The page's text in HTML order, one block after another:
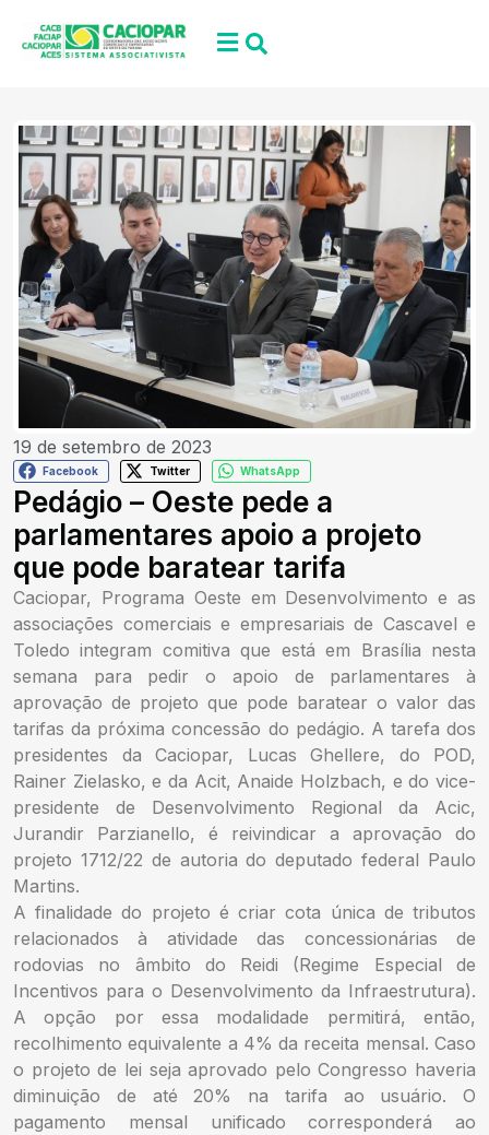
19 de setembro de 2023
Facebook Twitter WhatsApp
Pedágio – Oeste pede a
parlamentares apoio a projeto
que pode baratear tarifa
Caciopar, Programa Oeste em Desenvolvimento e as
associações comerciais e empresariais de Cascavel e
Toledo integram comitiva que está em Brasília nesta
semana para pedir o apoio de parlamentares à
aprovação de projeto que pode baratear o valor das
tarifas da próxima concessão do pedágio. A tarefa dos
presidentes da Caciopar, Lucas Ghellere, do POD,
Rainer Zielasko, e da Acit, Anaide Holzbach, e do vice-
presidente de Desenvolvimento Regional da Acic,
Jurandir Parzianello, é reivindicar a aprovação do
projeto 1712/22 de autoria do deputado federal Paulo
Martins.
A finalidade do projeto é criar cota única de tributos
relacionados à atividade das concessionárias de
rodovias no âmbito do Reidi (Regime Especial de
Incentivos para o Desenvolvimento da Infraestrutura).
A opção por essa modalidade permitirá, então,
recolhimento equivalente a 4% da receita mensal. Caso
o projeto de lei seja aprovado pelo Congresso haveria
diminuição de até 20% na tarifa ao usuário. O
pagamento mensal unificado corresponderá ao